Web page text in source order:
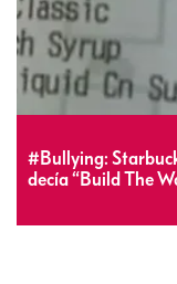
#Bullying:
decía “Build The